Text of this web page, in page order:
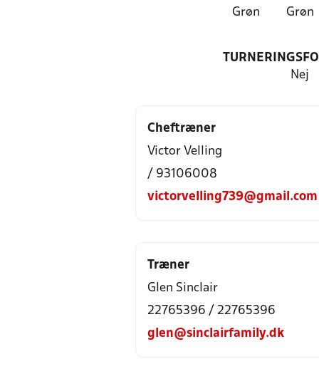
Grøn Grøn
Nej
Cheftræner
Victor Velling
/ 93106008
victorvelling739@gmail.com
Træner
Glen Sinclair
22765396 / 22765396
glen@sinclairfamily.dk